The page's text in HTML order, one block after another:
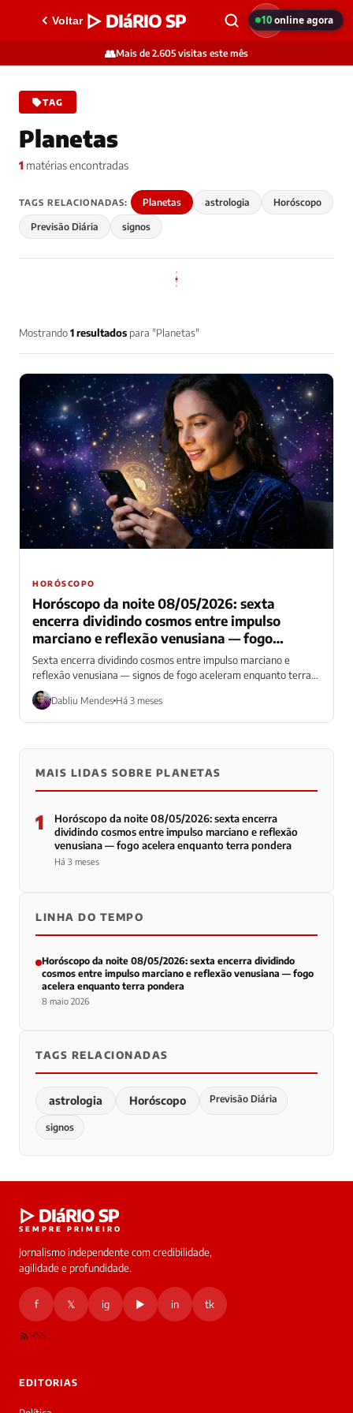
Voltar ▷ DIáRIO SP
👥Mais de 2.605 visitas este mês
TAG
Planetas
1 matérias encontradas
TAGS RELACIONADAS: Planetas astrologia Horóscopo
Previsão Diária signos
Mostrando1 resultados para "Planetas"
HORÓSCOPO
Horóscopo da noite 08/05/2026: sexta
encerra dividindo cosmos entre impulso
marciano e reflexão venusiana — fogo
acelera enquanto terra pondera
Sexta encerra dividindo cosmos entre impulso marciano e
reflexão venusiana — signos de fogo aceleram enquanto terra
pondera em noite de energia...
Dabliu Mendes Há 3 meses
MAIS LIDAS SOBRE PLANETAS
1
Horóscopo da noite 08/05/2026: sexta encerra
dividindo cosmos entre impulso marciano e reflexão
venusiana — fogo acelera enquanto terra pondera
Há 3 meses
LINHA DO TEMPO
Horóscopo da noite 08/05/2026: sexta encerra dividindo
cosmos entre impulso marciano e reflexão venusiana — fogo
acelera enquanto terra pondera
8 maio 2026
TAGS RELACIONADAS
astrologia Horóscopo Previsão Diária
signos
▷ DIáRIO SP
SEMPRE PRIMEIRO
Jornalismo independente com credibilidade,
agilidade e profundidade.
f 𝕏 ig ▶ in tk
RSS
EDITORIAS
10online agora